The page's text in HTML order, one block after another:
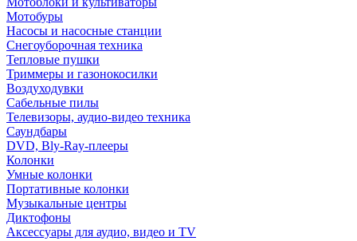
Мотобуры
Насосы и насосные станции
Снегоуборочная техника
Тепловые пушки
Триммеры и газонокосилки
Воздуходувки
Сабельные пилы
Телевизоры, аудио-видео техника
Саундбары
DVD, Bly-Ray-плееры
Колонки
Умные колонки
Портативные колонки
Музыкальные центры
Диктофоны
Аксессуары для аудио, видео и TV